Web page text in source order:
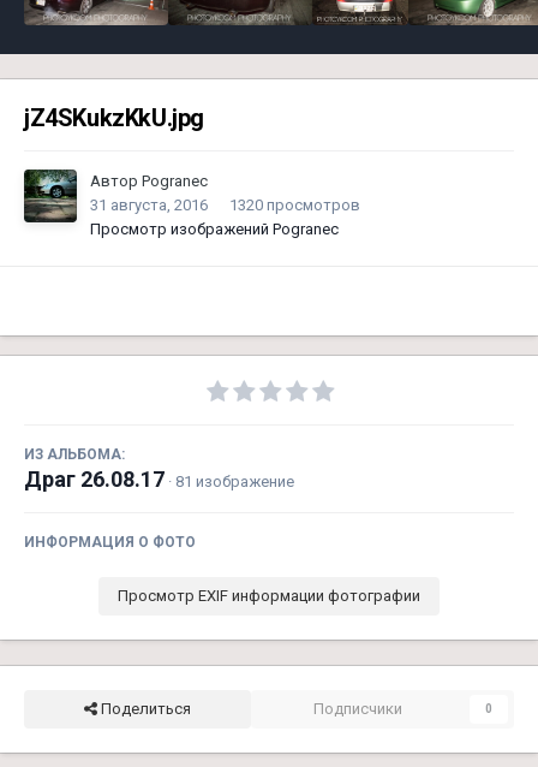
jZ4SKukzKkU.jpg
Автор Pogranec
31 августа, 2016
1320 просмотров
Просмотр изображений Pogranec
ИЗ АЛЬБОМА:
Драг 26.08.17 · 81 изображение
ИНФОРМАЦИЯ О ФОТО
Просмотр EXIF информации фотографии
Поделиться Подписчики 0